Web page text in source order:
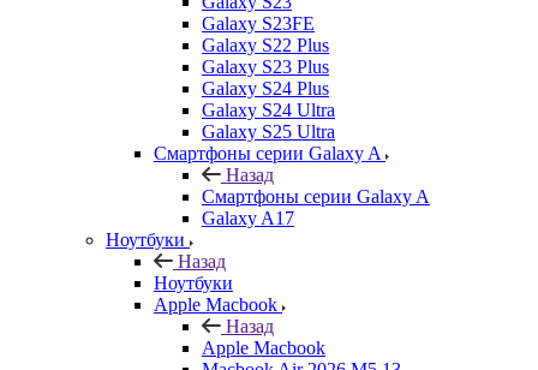
Galaxy S23FE
Galaxy S22 Plus
Galaxy S23 Plus
Galaxy S24 Plus
Galaxy S24 Ultra
Galaxy S25 Ultra
Смартфоны серии Galaxy A
Назад
Смартфоны серии Galaxy A
Galaxy A17
Ноутбуки
Назад
Ноутбуки
Apple Macbook
Назад
Apple Macbook